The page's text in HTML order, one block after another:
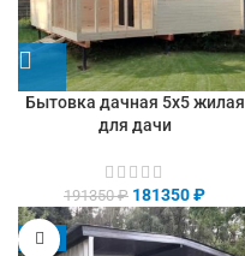
Бытовка дачная 5х5 жилая
для дачи
191350₽ 181350₽
-8%